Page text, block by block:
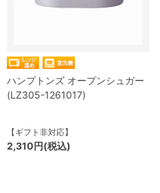
ハンプトンズ オープンシュガー
(LZ305-1261017)
【ギフト非対応】
2,310円(税込)